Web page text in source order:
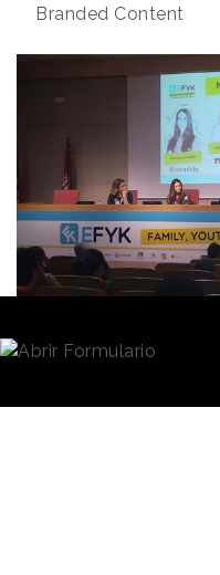
Branded Content
Redacción 03/10/2019 · 19:00